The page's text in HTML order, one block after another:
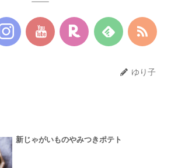
ゆり子
新じゃがいものやみつきポテト